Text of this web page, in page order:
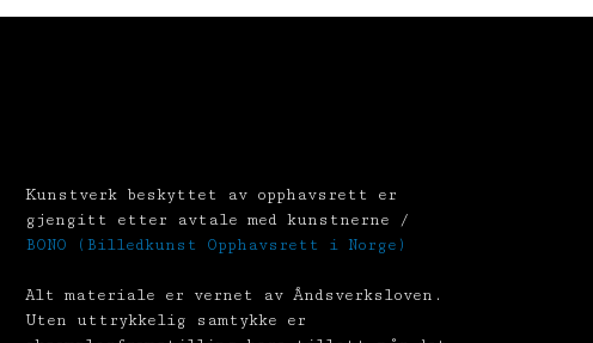
Kunstverk beskyttet av opphavsrett er
gjengitt etter avtale med kunstnerne /
BONO (Billedkunst Opphavsrett i Norge)
Alt materiale er vernet av Åndsverksloven.
Uten uttrykkelig samtykke er